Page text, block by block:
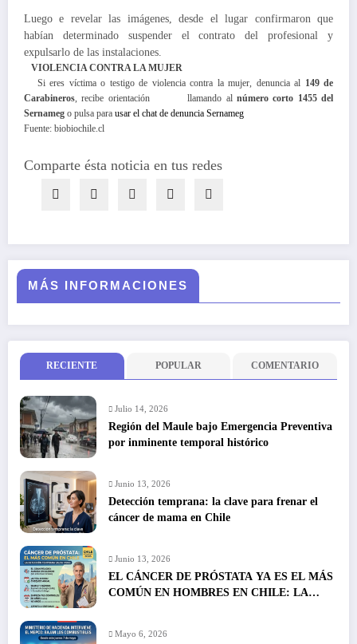
Luego e revelar las imágenes, desde el lugar confirmaron que
habían determinado suspender el contrato del profesional y
expulsarlo de las instalaciones.
VIOLENCIA CONTRA LA MUJER
Si eres víctima o testigo de violencia contra la mujer, denuncia al 149 de
Carabineros, recibe orientación llamando alnúmero corto 1455 del
Sernameg o pulsa para usar el chat de denuncia Sernameg
Fuente: biobiochile.cl
Comparte ésta noticia en tus redes
MÁS INFORMACIONES
RECIENTE POPULAR COMENTARIO
Julio 14, 2026
Región del Maule bajo Emergencia Preventiva
por inminente temporal histórico
Junio 13, 2026
Detección temprana: la clave para frenar el
cáncer de mama en Chile
Junio 13, 2026
EL CÁNCER DE PRÓSTATA YA ES EL MÁS
COMÚN EN HOMBRES EN CHILE: LA
Mayo 6, 2026